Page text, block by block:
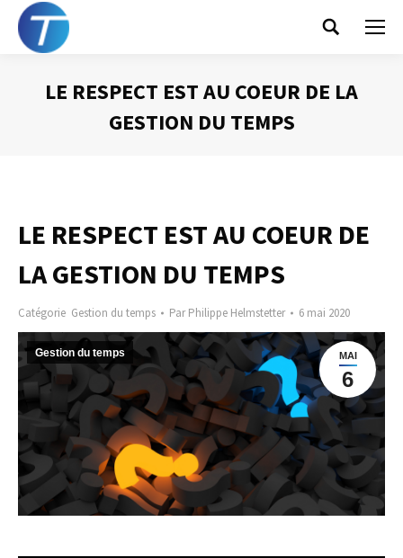
Search:
LE RESPECT EST AU COEUR DE LA
GESTION DU TEMPS
LE RESPECT EST AU COEUR DE
LA GESTION DU TEMPS
Catégorie Gestion du temps ParPhilippe Helmstetter 6 mai 2020
MAI
6
Gestion du temps